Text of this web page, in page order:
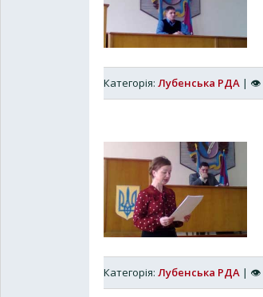
Категорія: Лубенська РДА | 👁
Категорія: Лубенська РДА | 👁